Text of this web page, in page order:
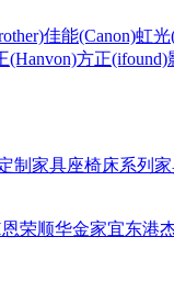
佳能(Canon)虹光
(Hanvon)方正(ifound)
制家具座椅床系列
恩荣顺华金家宜东港